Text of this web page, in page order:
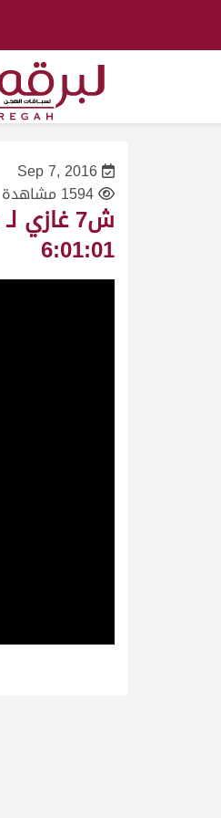
Sep 7, 2016
1594 مشاهدة
6:01:01